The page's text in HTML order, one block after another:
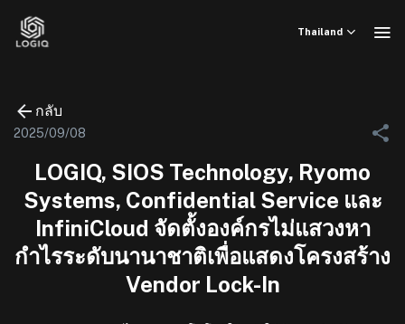
Thailand
กลับ
2025/09/08
LOGIQ, SIOS Technology, Ryomo
Systems, Confidential Service และ
InfiniCloud จัดตั้งองค์กรไม่แสวงหา
กำไรระดับนานาชาติเพื่อแสดงโครงสร้าง
Vendor Lock-In